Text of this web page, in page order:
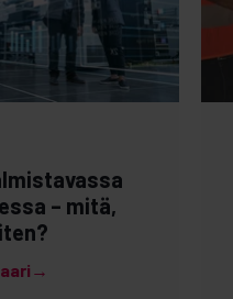
– mitä,